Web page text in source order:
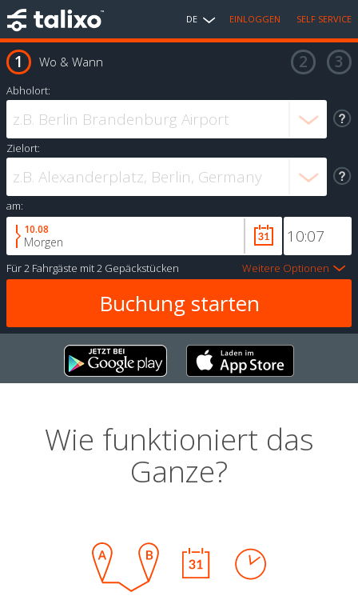
DE EINLOGGEN SELF SERVICE
Wo & Wann
Abholort:
Zielort:
am:
10.08
Morgen
Für2 Fahrgäste mit2 Gepäckstücken Weitere Optionen
Wie funktioniert das
Ganze?